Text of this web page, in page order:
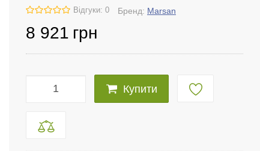
Відгуки: 0 Бренд: Marsan
8 921 грн
Купити